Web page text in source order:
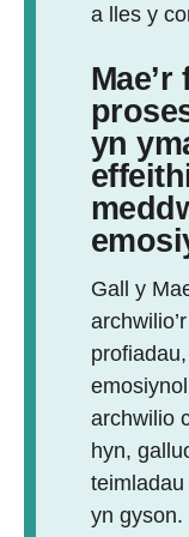
a lles y
yn
Gall y
archwilio
hyn,
teimladau
yn gyson.